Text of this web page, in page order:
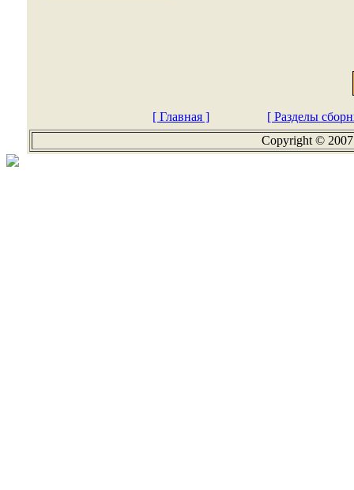
[ Главная ]
[ Разделы
Copyright ©